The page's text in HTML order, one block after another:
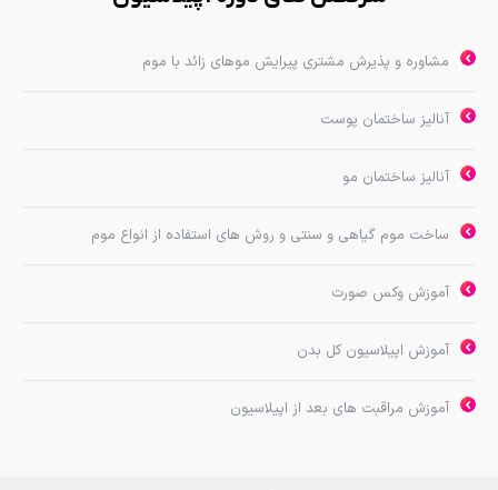
مشاوره و پذیرش مشتری پیرایش موهای زائد با موم
آنالیز ساختمان پوست
آنالیز ساختمان مو
ساخت موم گیاهی و سنتی و روش های استفاده از انواع موم
آموزش وکس صورت
آموزش اپیلاسیون کل بدن
آموزش مراقبت های بعد از اپیلاسیون